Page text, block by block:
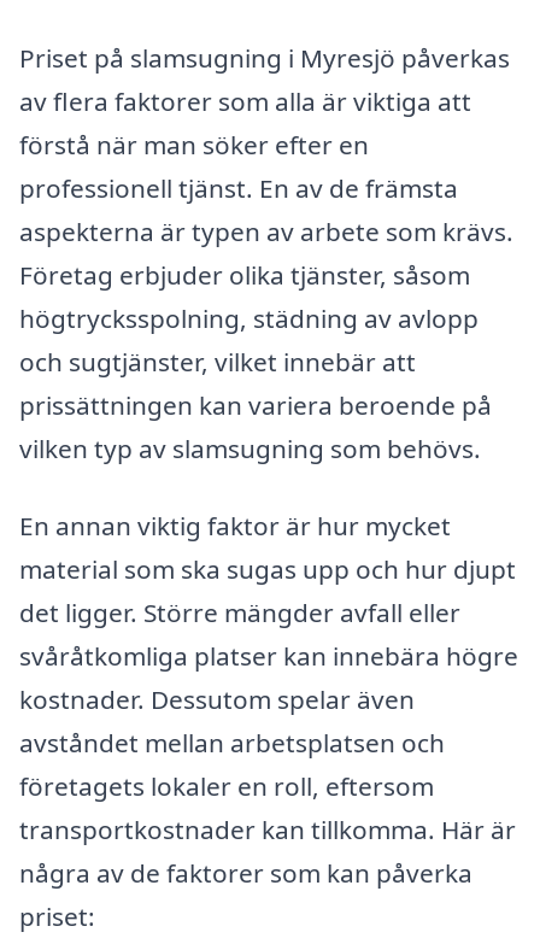
Priset på slamsugning i Myresjö påverkas
av flera faktorer som alla är viktiga att
förstå när man söker efter en
professionell tjänst. En av de främsta
aspekterna är typen av arbete som krävs.
Företag erbjuder olika tjänster, såsom
högtrycksspolning, städning av avlopp
och sugtjänster, vilket innebär att
prissättningen kan variera beroende på
vilken typ av slamsugning som behövs.
En annan viktig faktor är hur mycket
material som ska sugas upp och hur djupt
det ligger. Större mängder avfall eller
svåråtkomliga platser kan innebära högre
kostnader. Dessutom spelar även
avståndet mellan arbetsplatsen och
företagets lokaler en roll, eftersom
transportkostnader kan tillkomma. Här är
några av de faktorer som kan påverka
priset: